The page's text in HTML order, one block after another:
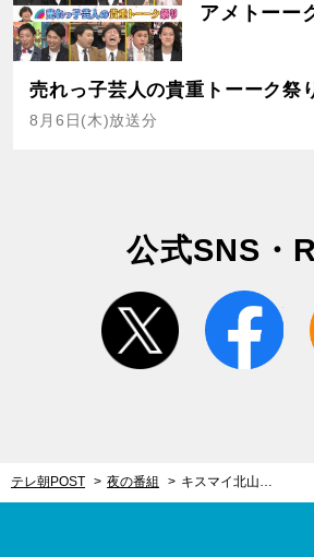
アメトーー
売れっ子芸人の貴重トーーク祭
8月6日(木)放送分
公式SNS・
twitter
テレ朝POST 夜の番組